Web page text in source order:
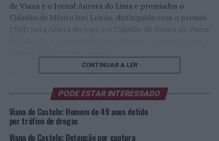
de Viana e o Jornal Aurora do Lima e premiados o
Cidadão de Mérito Iuri Leitão, distinguido com o prémio
CNID para Atleta do Ano, e o Cidadão de Honra de Viana
Pela primeira vez, os Prémios CNID da Associação dos
Jornalistas de Desporto CNID entregaram um prémio a
um empresário da área do desporto: Jorge Mendes
recebeu o Prémio Mérito Internacional, tendo em conta
uma atividade de décadas a trabalhar na transferência
de jogadores de e para o futebol português com um
CONTINUAR A LER
PODE ESTAR INTERESSADO
Viana do Castelo: Homem de 49 anos detido
por tráfico de drogas
Viana do Castelo: Detenção por captura